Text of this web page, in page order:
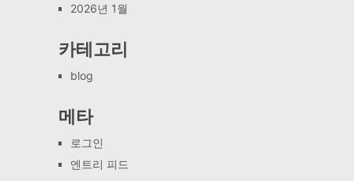
2026년 1월
카테고리
blog
메타
로그인
엔트리 피드